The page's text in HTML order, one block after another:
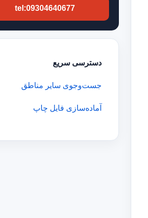
tel:09304640677
دسترسی سریع
جست‌وجوی سایر مناطق
آماده‌سازی فایل چاپ